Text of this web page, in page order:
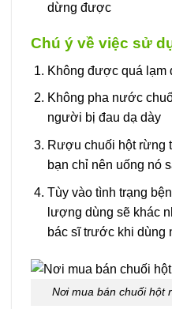
dừng được
Chú ý về việc sử
Không được quá lạm
Không pha nước
người bị đau dạ dày
Rượu chuối hột rừng
bạn chỉ nên uống nó
Tùy vào tình trạng
lượng dùng sẽ khác
bác sĩ trước khi dùng
Nơi mua bán chuối hột